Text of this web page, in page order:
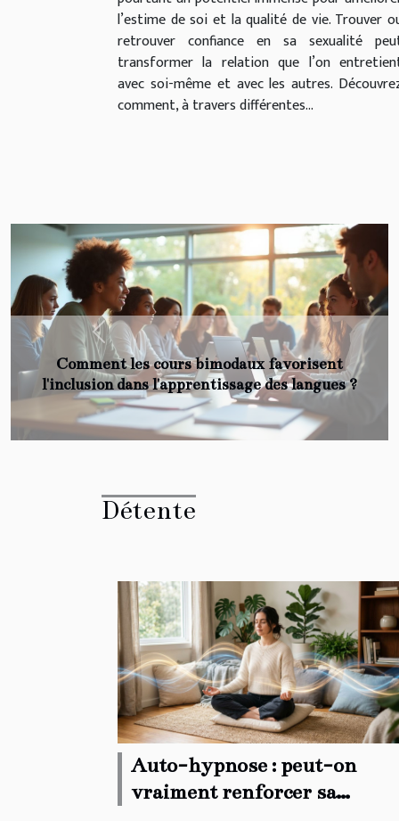
l’estime de soi et la qualité de vie. Trouver
retrouver confiance en sa sexualité
transformer la relation que l’on
avec soi-même et avec les autres.
comment, à travers différentes...
Coronavirus : Médicament par voie orale : des
essais prometteurs
Previous
Détente
Auto-hypnose : peut-on
vraiment renforcer sa